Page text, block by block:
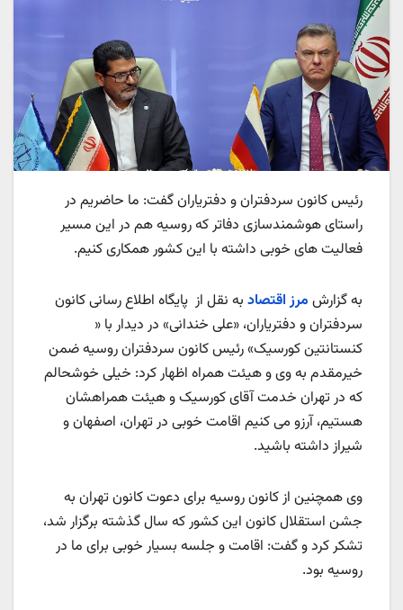
رئیس کانون سردفتران و دفتریاران گفت: ما حاضریم در
راستای هوشمندسازی دفاتر که روسیه هم در این مسیر
فعالیت های خوبی داشته با این کشور همکاری کنیم.
به گزارش مرز اقتصاد به نقل از پایگاه اطلاع رسانی کانون
سردفتران و دفتریاران، «علی خندانی» در دیدار با «
کنستانتین کورسیک» رئیس کانون سردفتران روسیه ضمن
خیرمقدم به وی و هیئت همراه اظهار کرد: خیلی خوشحالم
که در تهران خدمت آقای کورسیک و هیئت همراهشان
هستیم، آرزو می کنیم اقامت خوبی در تهران، اصفهان و
شیراز داشته باشید.
وی همچنین از کانون روسیه برای دعوت کانون تهران به
جشن استقلال کانون این کشور که سال گذشته برگزار شد،
تشکر کرد و گفت: اقامت و جلسه بسیار خوبی برای ما در
روسیه بود.